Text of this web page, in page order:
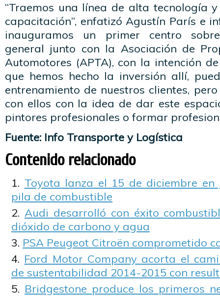
“Traemos una línea de alta tecnología
capacitación”, enfatizó Agustín París e
inauguramos un primer centro
general junto con la Asociación de
Automotores (APTA), con la intención
que hemos hecho la inversión allí,
entrenamiento de nuestros clientes,
con ellos con la idea de dar este
pintores profesionales o formar
Fuente: Info Transporte y Logística
Contenido relacionado
Toyota lanza el 15 de diciembre en
pila de combustible
Audi desarrolló con éxito
dióxido de carbono y agua
PSA Peugeot Citroën comprometido
Ford Motor Company acorta el
de sustentabilidad 2014-2015 con
Bridgestone produce los primeros